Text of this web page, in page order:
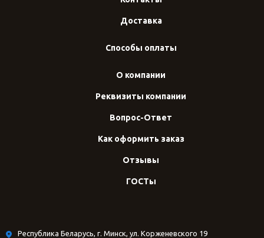
Доставка
Способы оплаты
О компании
Реквизиты компании
Вопрос-Ответ
Как оформить заказ
Отзывы
ГОСТы
Республика Беларусь, г. Минск, ул. Корженевского 19